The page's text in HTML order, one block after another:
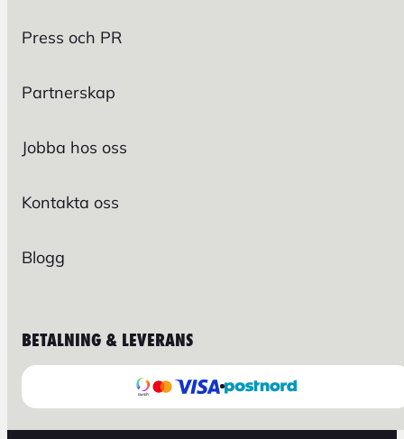
Press och PR
Partnerskap
Jobba hos oss
Kontakta oss
Blogg
BETALNING & LEVERANS